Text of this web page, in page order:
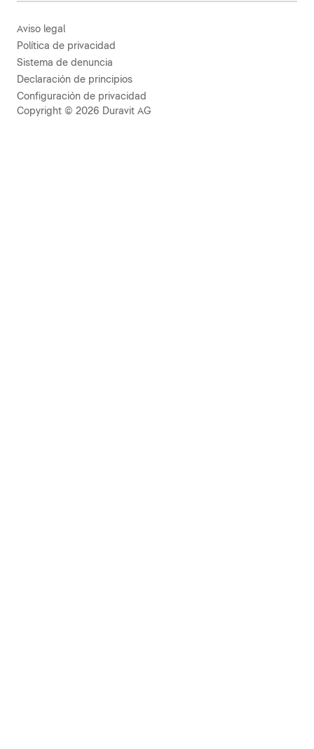
Aviso legal
Política de privacidad
Sistema de denuncia
Declaración de principios
Configuración de privacidad
Copyright © 2026 Duravit AG